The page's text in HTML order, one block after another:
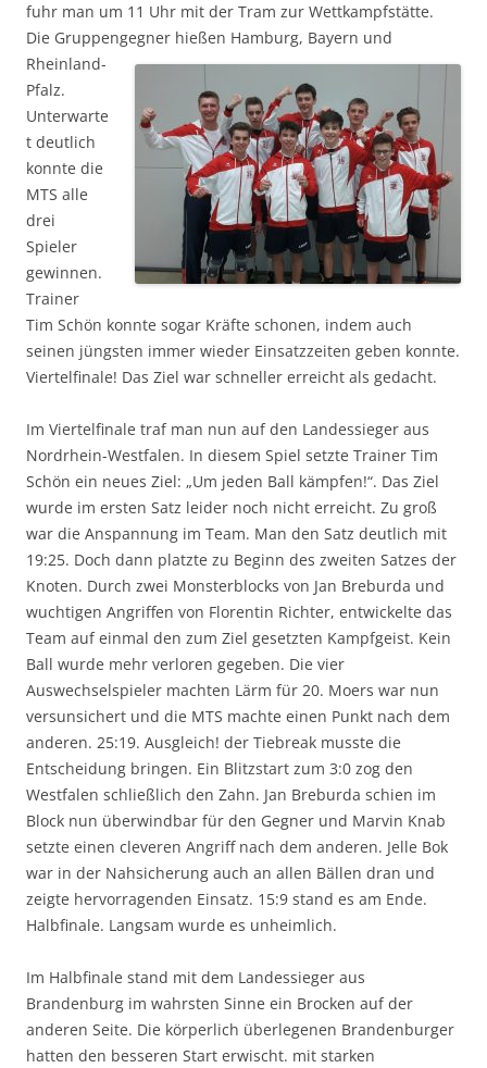
fuhr man um 11 Uhr mit der Tram zur Wettkampfstätte.
Die Gruppengegner hießen Hamburg, Bayern und
Rheinland-
Pfalz.
Unterwarte
t deutlich
konnte die
MTS alle
drei
Spieler
gewinnen.
Trainer
Tim Schön konnte sogar Kräfte schonen, indem auch
seinen jüngsten immer wieder Einsatzzeiten geben konnte.
Viertelfinale! Das Ziel war schneller erreicht als gedacht.
Im Viertelfinale traf man nun auf den Landessieger aus
Nordrhein-Westfalen. In diesem Spiel setzte Trainer Tim
Schön ein neues Ziel: „Um jeden Ball kämpfen!“. Das Ziel
wurde im ersten Satz leider noch nicht erreicht. Zu groß
war die Anspannung im Team. Man den Satz deutlich mit
19:25. Doch dann platzte zu Beginn des zweiten Satzes der
Knoten. Durch zwei Monsterblocks von Jan Breburda und
wuchtigen Angriffen von Florentin Richter, entwickelte das
Team auf einmal den zum Ziel gesetzten Kampfgeist. Kein
Ball wurde mehr verloren gegeben. Die vier
Auswechselspieler machten Lärm für 20. Moers war nun
versunsichert und die MTS machte einen Punkt nach dem
anderen. 25:19. Ausgleich! der Tiebreak musste die
Entscheidung bringen. Ein Blitzstart zum 3:0 zog den
Westfalen schließlich den Zahn. Jan Breburda schien im
Block nun überwindbar für den Gegner und Marvin Knab
setzte einen cleveren Angriff nach dem anderen. Jelle Bok
war in der Nahsicherung auch an allen Bällen dran und
zeigte hervorragenden Einsatz. 15:9 stand es am Ende.
Halbfinale. Langsam wurde es unheimlich.
Im Halbfinale stand mit dem Landessieger aus
Brandenburg im wahrsten Sinne ein Brocken auf der
anderen Seite. Die körperlich überlegenen Brandenburger
hatten den besseren Start erwischt. mit starken